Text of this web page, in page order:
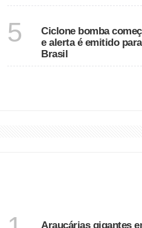
5
Ciclone bomba
e alerta é emitido
Brasil
Araucárias gigantes